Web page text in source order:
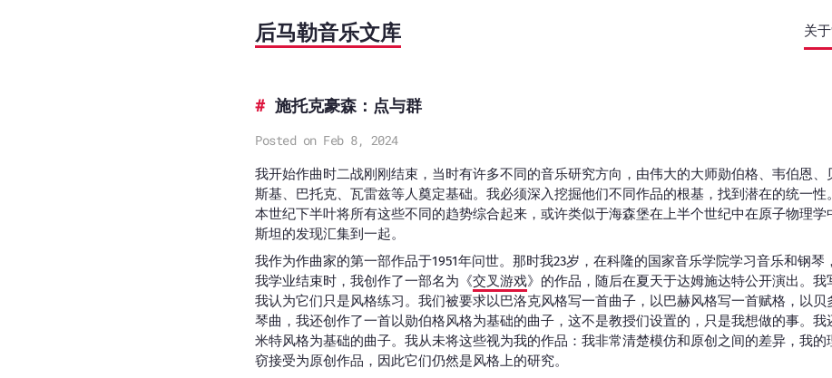
后马勒音乐文库 关于
施托克豪森：点与群
Posted on Feb 8, 2024
我开始作曲时二战刚刚结束，当时有许多不同的音乐研究方向，由伟大的大师勋伯格、韦伯恩、
斯基、巴托克、瓦雷兹等人奠定基础。我必须深入挖掘他们不同作品的根基，找到潜在的统一性
本世纪下半叶将所有这些不同的趋势综合起来，或许类似于海森堡在上半个世纪中在原子物理学
斯坦的发现汇集到一起。
我作为作曲家的第一部作品于1951年问世。那时我23岁，在科隆的国家音乐学院学习音乐和钢琴
我学业结束时，我创作了一部名为《交叉游戏》的作品，随后在夏天于达姆施达特公开演出。我
我认为它们只是风格练习。我们被要求以巴洛克风格写一首曲子，以巴赫风格写一首赋格，以贝
琴曲，我还创作了一首以勋伯格风格为基础的曲子，这不是教授们设置的，只是我想做的事。我
米特风格为基础的曲子。我从未将这些视为我的作品：我非常清楚模仿和原创之间的差异，我的
窃接受为原创作品，因此它们仍然是风格上的研究。